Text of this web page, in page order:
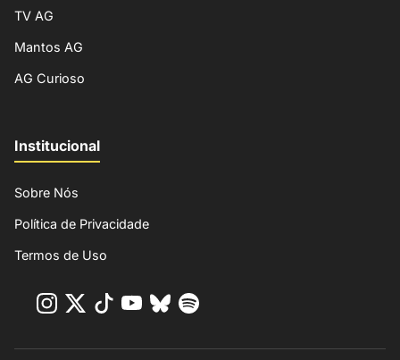
TV AG
Mantos AG
AG Curioso
Institucional
Sobre Nós
Política de Privacidade
Termos de Uso